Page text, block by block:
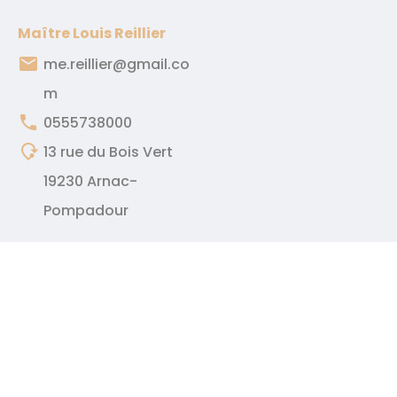
Maître Louis Reillier
email me.reillier@gmail.co
m
phone 0555738000
mode_of_travel 13 rue du Bois Vert
19230 Arnac-
Pompadour